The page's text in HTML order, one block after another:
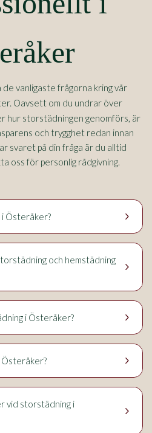
de vanligaste frågorna kring vår
Oavsett om du undrar över
hur storstädningen genomförs, är
och trygghet redan innan
svaret på din fråga är du alltid
oss för personlig rådgivning.
keyboard_arrow_right
Österåker?
keyboard_arrow_right
och hemstädning
keyboard_arrow_right
i Österåker?
keyboard_arrow_right
keyboard_arrow_right
vid storstädning i